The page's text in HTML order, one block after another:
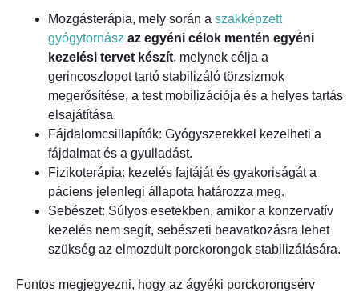
Mozgásterápia, mely során a szakképzett
gyógytornász az egyéni célok mentén egyéni
kezelési tervet készít, melynek célja a
gerincoszlopot tartó stabilizáló törzsizmok
megerősítése, a test mobilizációja és a helyes tartás
elsajátítása.
Fájdalomcsillapítók: Gyógyszerekkel kezelheti a
fájdalmat és a gyulladást.
Fizikoterápia: kezelés fajtáját és gyakoriságát a
páciens jelenlegi állapota határozza meg.
Sebészet: Súlyos esetekben, amikor a konzervatív
kezelés nem segít, sebészeti beavatkozásra lehet
szükség az elmozdult porckorongok stabilizálására.
Fontos megjegyezni, hogy az ágyéki porckorongsérv